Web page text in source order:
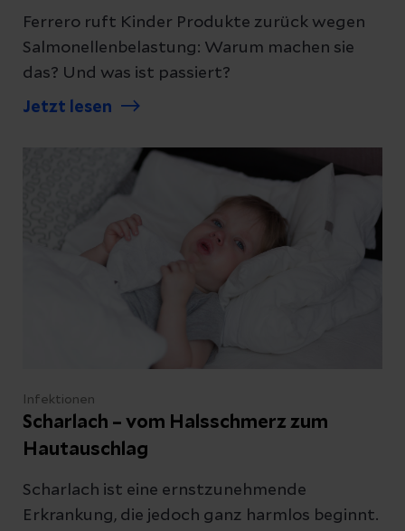
Ferrero ruft Kinder Produkte zurück wegen
Salmonellenbelastung: Warum machen sie
das? Und was ist passiert?
Jetzt lesen
Infektionen
Scharlach – vom Halsschmerz zum
Hautauschlag
Scharlach ist eine ernstzunehmende
Erkrankung, die jedoch ganz harmlos beginnt.